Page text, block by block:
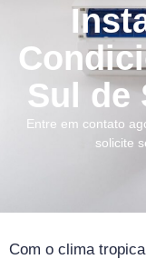
Sul de
Entre em contato
solicite
Com o clima